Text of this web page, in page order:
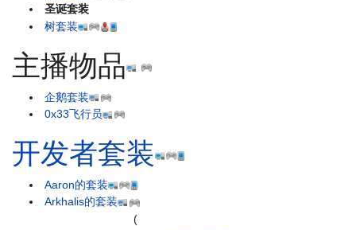
圣诞套装
树套装
主播物品
企鹅套装
0x33飞行员
开发者套装
Aaron的套装
Arkhalis的套装
(